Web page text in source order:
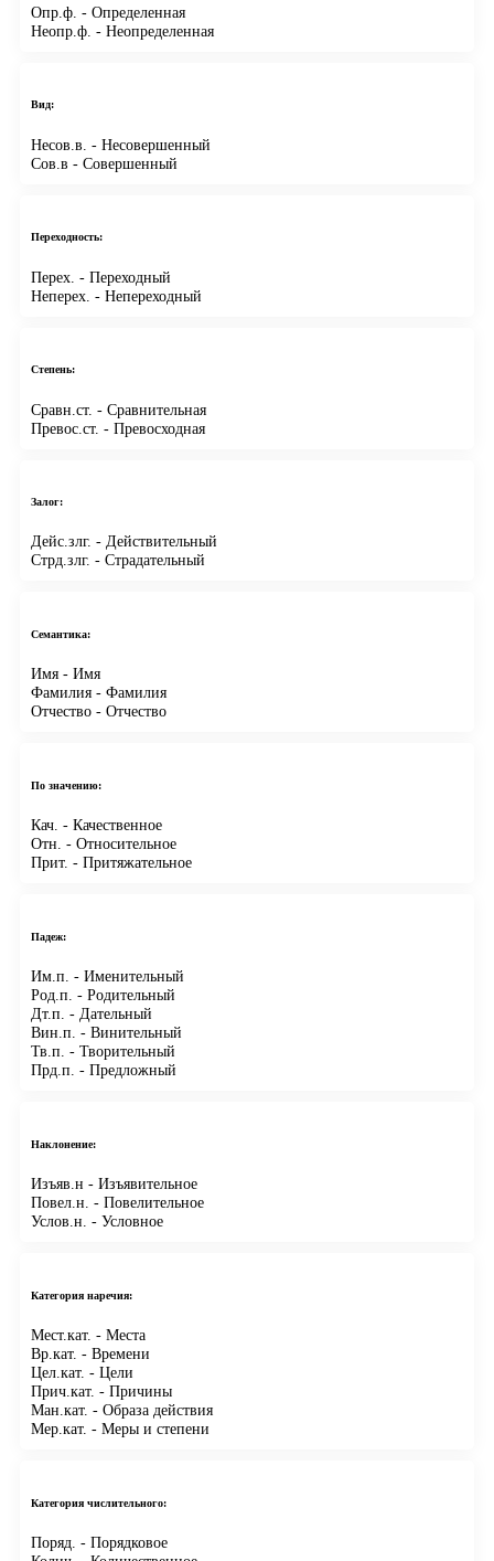
Опр.ф. - Определенная
Неопр.ф. - Неопределенная
Вид:
Несов.в. - Несовершенный
Сов.в - Совершенный
Переходность:
Перех. - Переходный
Неперех. - Непереходный
Степень:
Сравн.ст. - Сравнительная
Превос.ст. - Превосходная
Залог:
Дейс.злг. - Действительный
Стрд.злг. - Страдательный
Семантика:
Имя - Имя
Фамилия - Фамилия
Отчество - Отчество
По значению:
Кач. - Качественное
Отн. - Относительное
Прит. - Притяжательное
Падеж:
Им.п. - Именительный
Род.п. - Родительный
Дт.п. - Дательный
Вин.п. - Винительный
Тв.п. - Творительный
Прд.п. - Предложный
Наклонение:
Изъяв.н - Изъявительное
Повел.н. - Повелительное
Услов.н. - Условное
Категория наречия:
Мест.кат. - Места
Вр.кат. - Времени
Цел.кат. - Цели
Прич.кат. - Причины
Ман.кат. - Образа действия
Мер.кат. - Меры и степени
Категория числительного:
Поряд. - Порядковое